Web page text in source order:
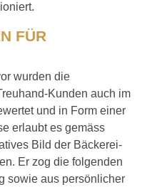
FÜR
wurden die
Kunden auch im
und in Form einer
erlaubt es gemäss
Bild der Bäckerei-
Er zog die folgenden
sowie aus persönlicher